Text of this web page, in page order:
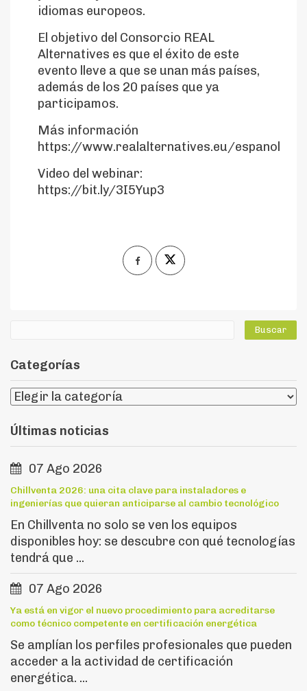
idiomas europeos.
El objetivo del Consorcio REAL
Alternatives es que el éxito de este
evento lleve a que se unan más países,
además de los 20 países que ya
participamos.
Más información
https://www.realalternatives.eu/espanol
Video del webinar:
https://bit.ly/3I5Yup3
Categorías
Últimas noticias
07 Ago 2026
Chillventa 2026: una cita clave para instaladores e
ingenierías que quieran anticiparse al cambio tecnológico
En Chillventa no solo se ven los equipos
disponibles hoy: se descubre con qué tecnologías
tendrá que ...
07 Ago 2026
Ya está en vigor el nuevo procedimiento para acreditarse
como técnico competente en certificación energética
Se amplían los perfiles profesionales que pueden
acceder a la actividad de certificación
energética. ...